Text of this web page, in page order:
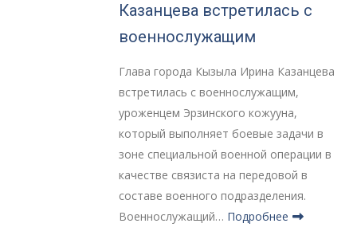
Казанцева встретилась с
военнослужащим
Глава города Кызыла Ирина Казанцева
встретилась с военнослужащим,
уроженцем Эрзинского кожууна,
который выполняет боевые задачи в
зоне специальной военной операции в
качестве связиста на передовой в
составе военного подразделения.
Военнослужащий… Подробнее